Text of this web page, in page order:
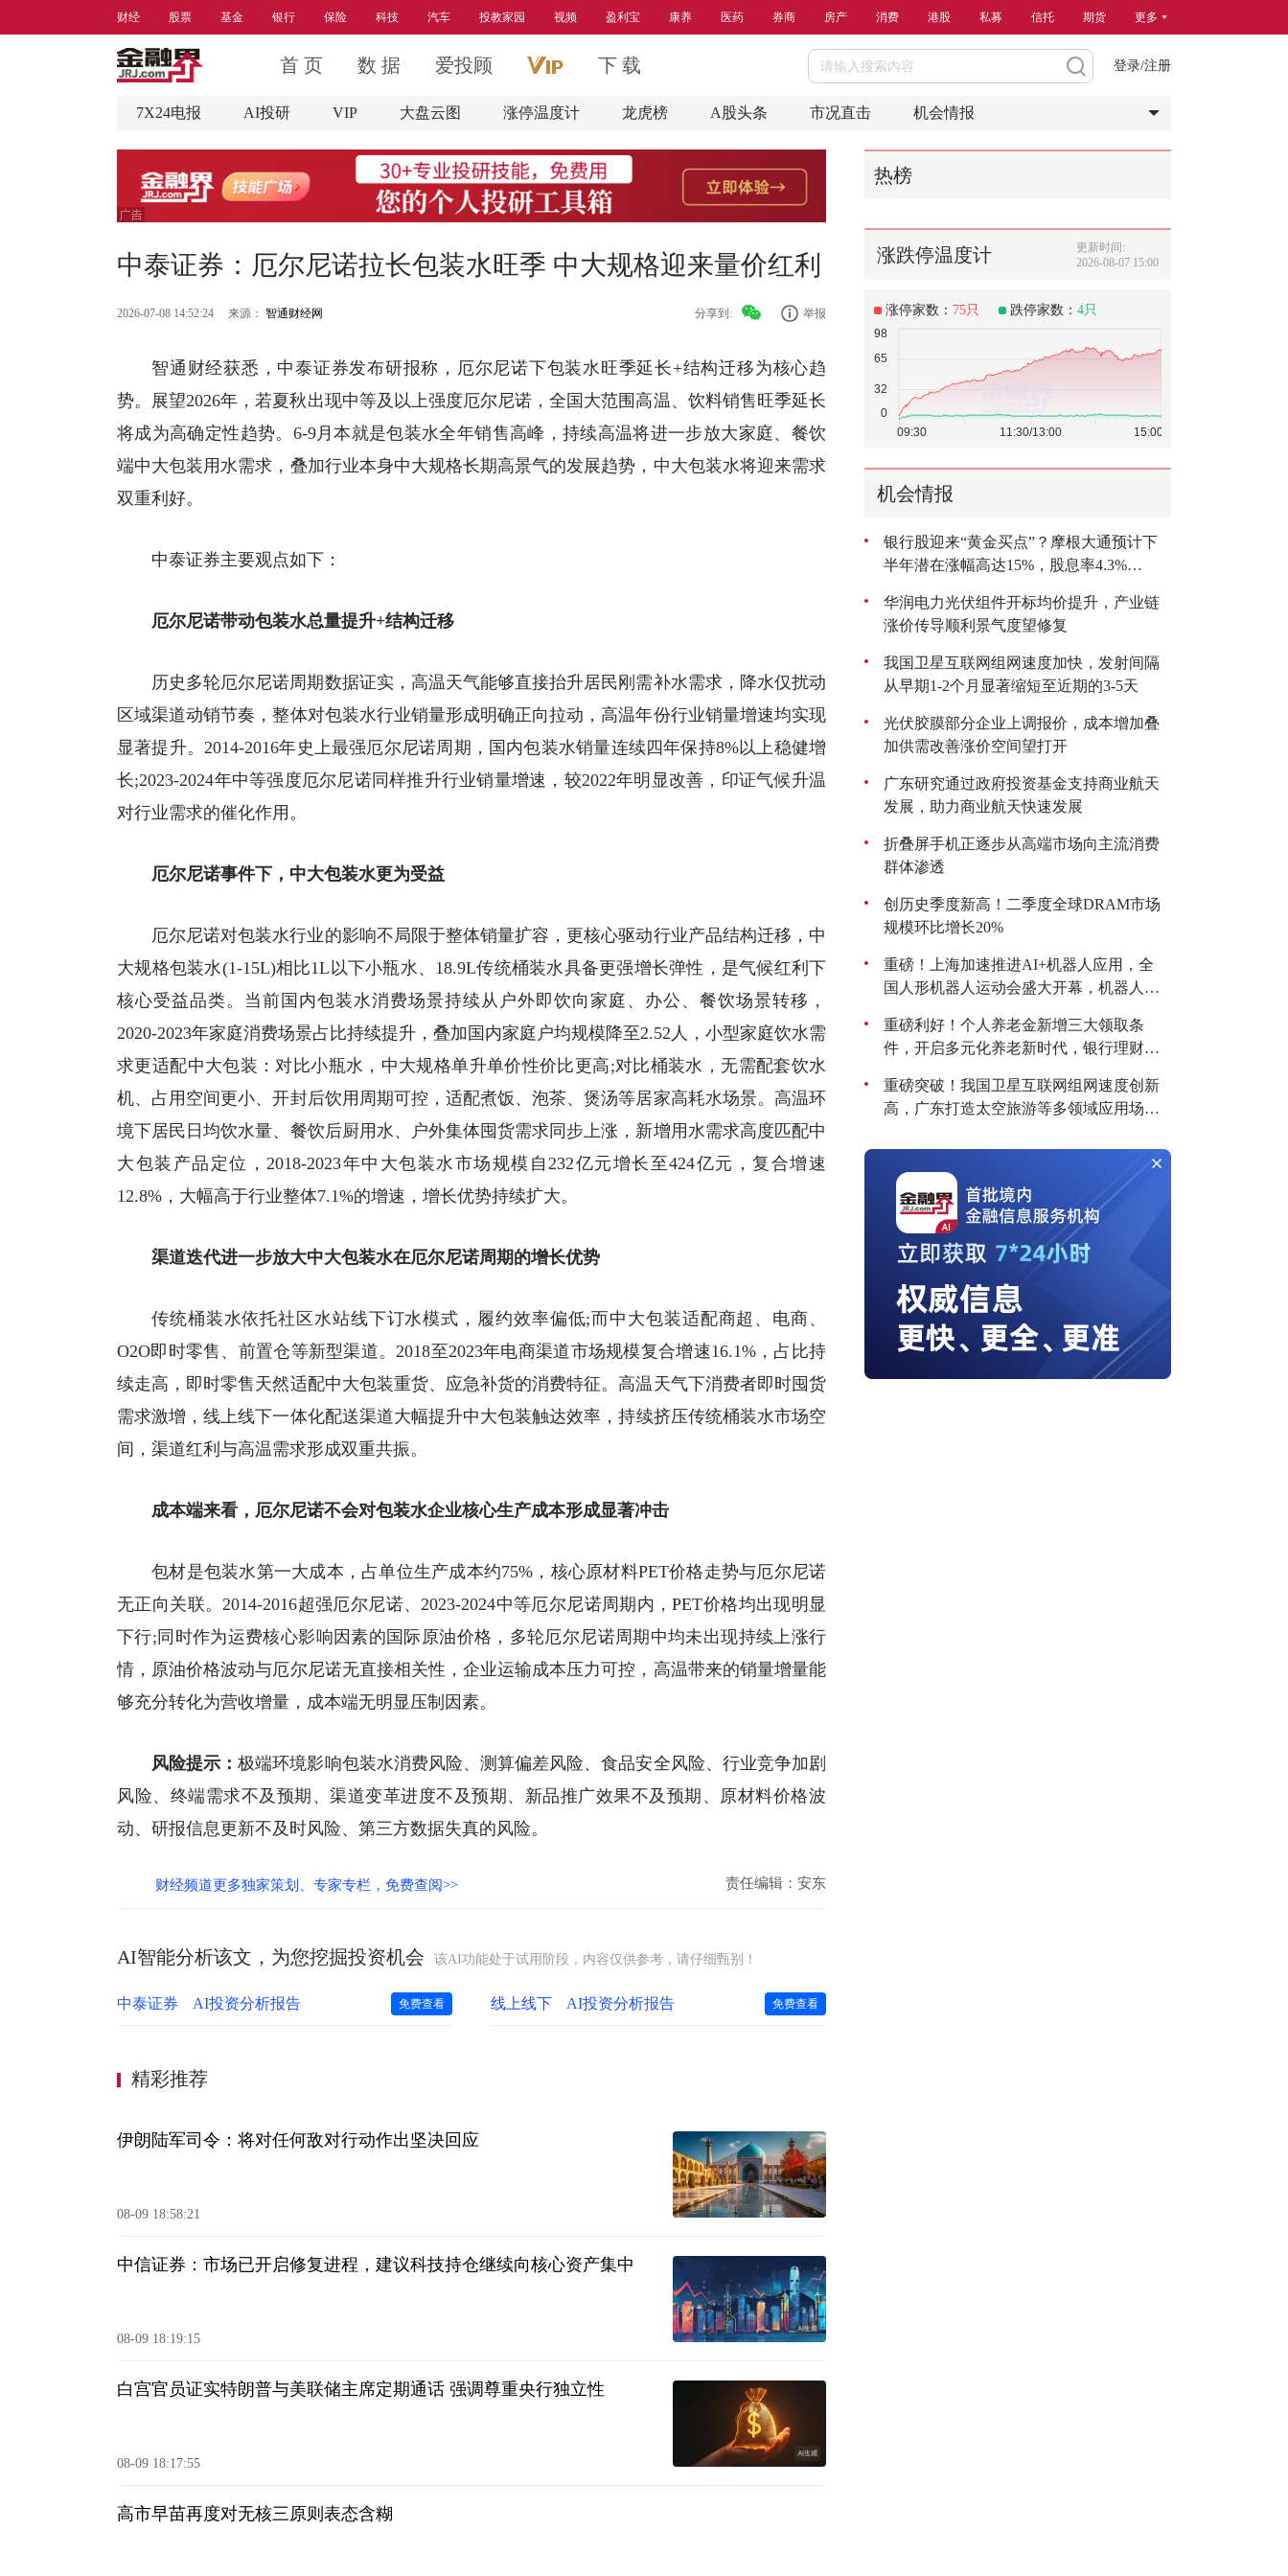
财经 股票 基金 银行 保险 科技 汽车 投教家园 视频 盈利宝 康养 医药 券商 房产 消费 港股 私募 信托 期货 更多
首 页 数 据 爱投顾 下 载 登录/注册
7X24电报 AI投研 VIP 大盘云图 涨停温度计 龙虎榜 A股头条 市况直击 机会情报
中泰证券：厄尔尼诺拉长包装水旺季 中大规格迎来量价红利
2026-07-08 14:52:24 来源： 智通财经网 分享到: 举报
智通财经获悉， 中泰证券发布研报称，厄尔尼诺下包装水旺季延长+结构迁移为核心趋
势。展望2026年，若夏秋出现中等及以上强度厄尔尼诺，全国大范围高温、 饮料销售旺季延长
将成为高确定性趋势。6-9月本就是包装水全年销售高峰，持续高温将进一步放大家庭、餐饮
端中大包装用水需求，叠加行业本身中大规格长期高景气的发展趋势，中大包装水将迎来需求
双重利好。
中泰证券主要观点如下：
厄尔尼诺带动包装水总量提升+结构迁移
历史多轮厄尔尼诺周期数据证实，高温天气能够直接抬升居民刚需补水需求，降水仅扰动
区域渠道动销节奏，整体对包装水行业销量形成明确正向拉动，高温年份行业销量增速均实现
显著提升。2014-2016年史上最强厄尔尼诺周期，国内包装水销量连续四年保持8%以上稳健增
长;2023-2024年中等强度厄尔尼诺同样推升行业销量增速，较2022年明显改善，印证气候升温
对行业需求的催化作用。
厄尔尼诺事件下，中大包装水更为受益
厄尔尼诺对包装水行业的影响不局限于整体销量扩容，更核心驱动行业产品结构迁移，中
大规格包装水(1-15L)相比1L以下小瓶水、18.9L传统桶装水具备更强增长弹性，是气候红利下
核心受益品类。当前国内包装水消费场景持续从户外即饮向家庭、办公、餐饮场景转移，
2020-2023年家庭消费场景占比持续提升，叠加国内家庭户均规模降至2.52人，小型家庭饮水需
求更适配中大包装：对比小瓶水，中大规格单升单价性价比更高;对比桶装水，无需配套饮水
机、占用空间更小、开封后饮用周期可控，适配煮饭、泡茶、煲汤等居家高耗水场景。高温环
境下居民日均饮水量、餐饮后厨用水、户外集体囤货需求同步上涨，新增用水需求高度匹配中
大包装产品定位，2018-2023年中大包装水市场规模自232亿元增长至424亿元，复合增速
12.8%，大幅高于行业整体7.1%的增速，增长优势持续扩大。
渠道迭代进一步放大中大包装水在厄尔尼诺周期的增长优势
传统桶装水依托社区水站线下订水模式，履约效率偏低;而中大包装适配商超、电商、
O2O即时零售、前置仓等新型渠道。2018至2023年电商渠道市场规模复合增速16.1%，占比持
续走高，即时零售天然适配中大包装重货、应急补货的消费特征。高温天气下消费者即时囤货
需求激增，线上线下一体化配送渠道大幅提升中大包装触达效率，持续挤压传统桶装水市场空
间，渠道红利与高温需求形成双重共振。
成本端来看，厄尔尼诺不会对包装水企业核心生产成本形成显著冲击
包材是包装水第一大成本，占单位生产成本约75%，核心原材料PET价格走势与厄尔尼诺
无正向关联。2014-2016超强厄尔尼诺、2023-2024中等厄尔尼诺周期内，PET价格均出现明显
下行;同时作为运费核心影响因素的国际原油价格，多轮厄尔尼诺周期中均未出现持续上涨行
情，原油价格波动与厄尔尼诺无直接相关性，企业运输成本压力可控，高温带来的销量增量能
够充分转化为营收增量，成本端无明显压制因素。
风险提示：极端环境影响包装水消费风险、测算偏差风险、食品安全风险、行业竞争加剧
风险、终端需求不及预期、渠道变革进度不及预期、新品推广效果不及预期、原材料价格波
动、研报信息更新不及时风险、第三方数据失真的风险。
财经频道更多独家策划、专家专栏，免费查阅>> 责任编辑：安东
AI智能分析该文，为您挖掘投资机会 该AI功能处于试用阶段，内容仅供参考，请仔细甄别！
中泰证券 AI投资分析报告 免费查看 线上线下 AI投资分析报告 免费查看
精彩推荐
伊朗陆军司令：将对任何敌对行动作出坚决回应
08-09 18:58:21
中信证券：市场已开启修复进程，建议科技持仓继续向核心资产集中
08-09 18:19:15
白宫官员证实特朗普与美联储主席定期通话 强调尊重央行独立性
08-09 18:17:55
高市早苗再度对无核三原则表态含糊
热榜
涨跌停温度计
更新时间:
2026-08-07 15:00
涨停家数： 75只 跌停家数： 4只
机会情报
银行股迎来“黄金买点”？摩根大通预计下
半年潜在涨幅高达15%，股息率4.3%
华润电力光伏组件开标均价提升，产业链
涨价传导顺利景气度望修复
我国卫星互联网组网速度加快，发射间隔
从早期1-2个月显著缩短至近期的3-5天
光伏胶膜部分企业上调报价，成本增加叠
加供需改善涨价空间望打开
广东研究通过政府投资基金支持商业航天
发展，助力商业航天快速发展
折叠屏手机正逐步从高端市场向主流消费
群体渗透
创历史季度新高！二季度全球DRAM市场
规模环比增长20%
重磅！上海加速推进AI+机器人应用，全
国人形机器人运动会盛大开幕，机器人板
重磅利好！个人养老金新增三大领取条
件，开启多元化养老新时代，银行理财产
重磅突破！我国卫星互联网组网速度创新
高，广东打造太空旅游等多领域应用场